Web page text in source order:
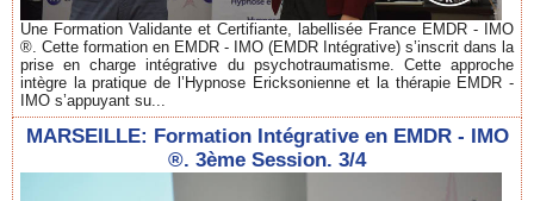
Une Formation Validante et Certifiante, labellisée France EMDR - IMO
®. Cette formation en EMDR - IMO (EMDR Intégrative) s’inscrit dans la
prise en charge intégrative du psychotraumatisme. Cette approche
intègre la pratique de l’Hypnose Ericksonienne et la thérapie EMDR -
IMO s’appuyant su...
MARSEILLE: Formation Intégrative en EMDR - IMO
®. 3ème Session. 3/4